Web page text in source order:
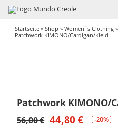
Startseite »Shop »Women´s Clothing »
Patchwork KIMONO/Cardigan/Kleid
Patchwork KIMONO/
56,00€ 44,80€ -20%